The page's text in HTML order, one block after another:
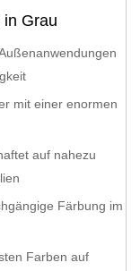
Grau
mit einer enormen
auf nahezu
Färbung im
Farben auf